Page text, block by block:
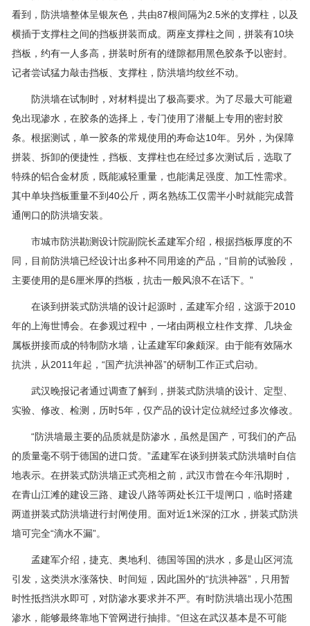
看到，防洪墙整体呈银灰色，共由87根间隔为2.5米的支撑柱，以及
横插于支撑柱之间的挡板拼装而成。两座支撑柱之间，拼装有10块
挡板，约有一人多高，拼装时所有的缝隙都用黑色胶条予以密封。
记者尝试猛力敲击挡板、支撑柱，防洪墙均纹丝不动。
防洪墙在试制时，对材料提出了极高要求。为了尽最大可能避
免出现渗水，在胶条的选择上，专门使用了潜艇上专用的密封胶
条。根据测试，单一胶条的常规使用的寿命达10年。另外，为保障
拼装、拆卸的便捷性，挡板、支撑柱也在经过多次测试后，选取了
特殊的铝合金材质，既能减轻重量，也能满足强度、加工性需求。
其中单块挡板重量不到40公斤，两名熟练工仅需半小时就能完成普
通闸口的防洪墙安装。
市城市防洪勘测设计院副院长孟建军介绍，根据挡板厚度的不
同，目前防洪墙已经设计出多种不同用途的产品，“目前的试验段，
主要使用的是6厘米厚的挡板，抗击一般风浪不在话下。”
在谈到拼装式防洪墙的设计起源时，孟建军介绍，这源于2010
年的上海世博会。在参观过程中，一堵由两根立柱作支撑、几块金
属板拼接而成的特制防水墙，让孟建军印象颇深。由于能有效隔水
抗洪，从2011年起，“国产抗洪神器”的研制工作正式启动。
武汉晚报记者通过调查了解到，拼装式防洪墙的设计、定型、
实验、修改、检测，历时5年，仅产品的设计定位就经过多次修改。
“防洪墙最主要的品质就是防渗水，虽然是国产，可我们的产品
的质量毫不弱于德国的进口货。”孟建军在谈到拼装式防洪墙时自信
地表示。在拼装式防洪墙正式亮相之前，武汉市曾在今年汛期时，
在青山江滩的建设三路、建设八路等两处长江干堤闸口，临时搭建
两道拼装式防洪墙进行封闸使用。面对近1米深的江水，拼装式防洪
墙可完全“滴水不漏”。
孟建军介绍，捷克、奥地利、德国等国的洪水，多是山区河流
引发，这类洪水涨落快、时间短，因此国外的“抗洪神器”，只用暂
时性抵挡洪水即可，对防渗水要求并不严。有时防洪墙出现小范围
渗水，能够最终靠地下管网进行抽排。“但这在武汉基本是不可能